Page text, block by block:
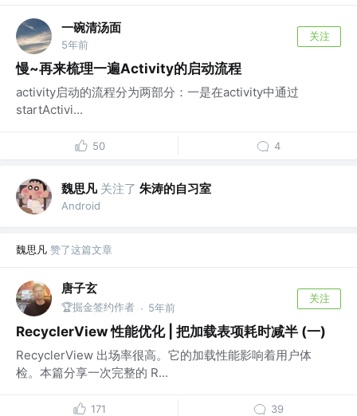
一碗清汤面
5年前
关注
慢~再来梳理一遍Activity的启动流程
activity启动的流程分为两部分：一是在activity中通过
startActivi...
50 4
魏思凡 关注了 朱涛的自习室
Android
魏思凡 赞了这篇文章
唐子玄
🏆掘金签约作者 · 5年前
关注
RecyclerView 性能优化 | 把加载表项耗时减半 (一)
RecyclerView 出场率很高。它的加载性能影响着用户体
检。本篇分享一次完整的 R...
171 39